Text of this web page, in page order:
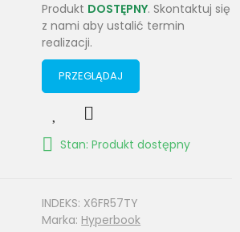
Produkt DOSTĘPNY. Skontaktuj się
z nami aby ustalić termin
realizacji.
PRZEGLĄDAJ
Stan: Produkt dostępny
INDEKS: X6FR57TY
Marka: Hyperbook